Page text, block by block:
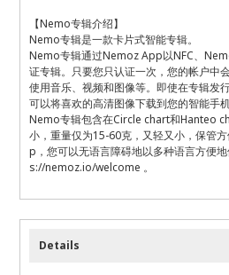
【Nemo专辑介绍】
Nemo专辑是一款卡片式智能专辑。
Nemo专辑通过Nemoz App以NFC、
证专辑。只要您只认证一次，您的帐户中
使用音乐、视频和图像等。即使在专辑发
可以将喜欢的高清图像下载到您的智能手机
Nemo专辑包含在Circle chart和Hanteo
小，重量仅为15-60克，又轻又小，保管
p，您可以无语言障碍地以多种语言方便
s://nemoz.io/welcome 。
Details